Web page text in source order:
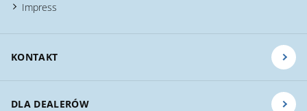
Impress
KONTAKT
DLA DEALERÓW